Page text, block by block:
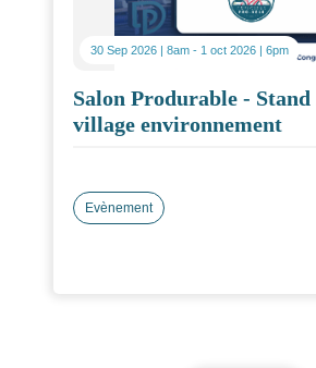
30 Sep 2026 | 8am - 1 oct 2026 | 6pm
Salon Produrable - Stand
village environnement
Evènement